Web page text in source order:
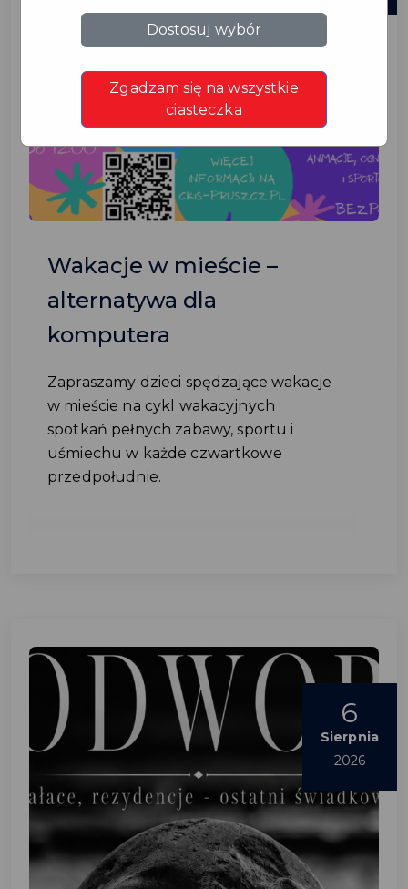
Wakacje w mieście –
alternatywa dla
komputera
Zapraszamy dzieci spędzające wakacje
w mieście na cykl wakacyjnych
spotkań pełnych zabawy, sportu i
uśmiechu w każde czwartkowe
przedpołudnie.
6
Sierpnia
2026
Dostosuj wybór
Zgadzam się na wszystkie
ciasteczka